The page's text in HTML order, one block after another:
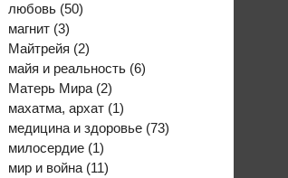
любовь (50)
магнит (3)
Майтрейя (2)
майя и реальность (6)
Матерь Мира (2)
махатма, архат (1)
медицина и здоровье (73)
милосердие (1)
мир и война (11)